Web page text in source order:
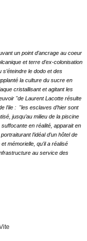
un point d’ancrage au coeur
et terre d’ex-colonisation
le dodo et des
la culture du sucre en
cristallisant et agitant les
"de Laurent Lacotte résulte
l’ile : "les esclaves d’hier sont
jusqu’au milieu de la piscine
en réalité, apparait en
l’idéal d’un hôtel de
mémorielle, qu’il a réalisé
au service des